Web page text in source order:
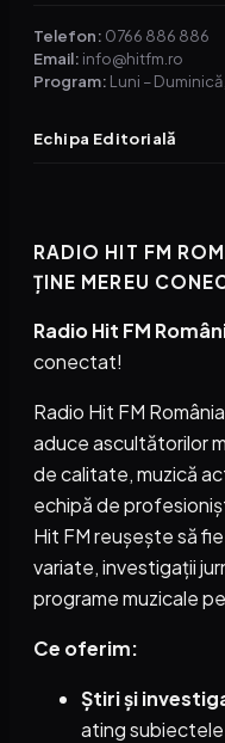
Telefon: 0766 886 886
Email: info@hitfm.ro
Program: Luni –
Echipa Editorială
RADIO HIT FM
ȚINE MEREU
Radio Hit FM
conectat!
Radio Hit FM
aduce ascultătorilor
de calitate, muzică
echipă de
Hit FM reușește să
variate, investigații
programe muzicale
Ce oferim:
Știri și
ating